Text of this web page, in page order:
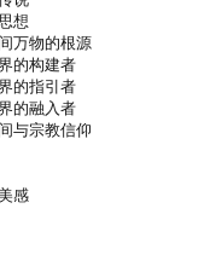
想
万物的根源
的构建者
的指引者
的融入者
与宗教信仰
感